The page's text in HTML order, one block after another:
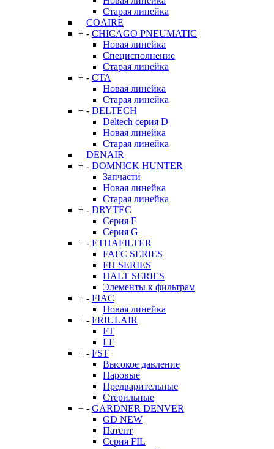
Старая линейка
COAIRE
+ - CHICAGO PNEUMATIC
Новая линейка
Специсполнение
Старая линейка
+ - CTA
Новая линейка
Старая линейка
+ - DELTECH
Deltech серия D
Новая линейка
Старая линейка
DENAIR
+ - DOMNICK HUNTER
Запчасти
Новая линейка
Старая линейка
+ - DRYTEC
Серия F
Серия G
+ - ETHAFILTER
FAFC SERIES
FH SERIES
HALT SERIES
Элементы к фильтрам
+ - FIAC
Новая линейка
+ - FRIULAIR
FT
LF
+ - FST
Высокое давление
Паровые
Предварительные
Стерильные
+ - GARDNER DENVER
GD NEW
Патент
Серия FIL